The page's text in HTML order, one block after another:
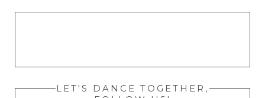
LET'S DANCE TOGETHER,